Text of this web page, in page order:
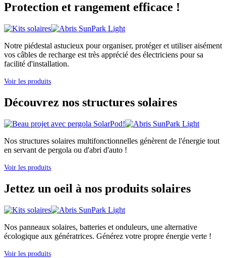
Protection et rangement efficace !
Notre piédestal astucieux pour organiser, protéger et utiliser aisément
vos câbles de recharge est très apprécié des électriciens pour sa
facilité d'installation.
Voir les produits
Découvrez nos structures solaires
Nos structures solaires multifonctionnelles génèrent de l'énergie tout
en servant de pergola ou d'abri d'auto !
Voir les produits
Jettez un oeil à nos produits solaires
Nos panneaux solaires, batteries et onduleurs, une alternative
écologique aux génératrices. Générez votre propre énergie verte !
Voir les produits